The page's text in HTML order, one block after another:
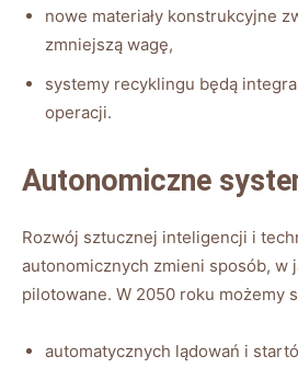
nowe materiały konstrukcyjne
zmniejszą wagę,
systemy recyklingu będą
operacji.
Autonomiczne
Rozwój sztucznej inteligencji i
autonomicznych zmieni sposób, w
pilotowane. W 2050 roku możemy
automatycznych lądowań i